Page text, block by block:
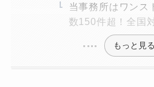
当事務所はワンス
数150件超！全国
もっと見る